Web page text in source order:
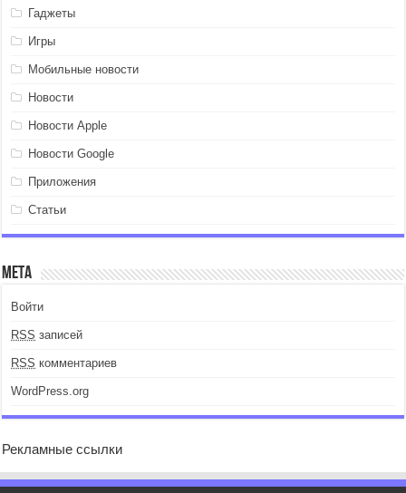
Гаджеты
Игры
Мобильные новости
Новости
Новости Apple
Новости Google
Приложения
Статьи
Мета
Войти
RSS записей
RSS комментариев
WordPress.org
Рекламные ссылки